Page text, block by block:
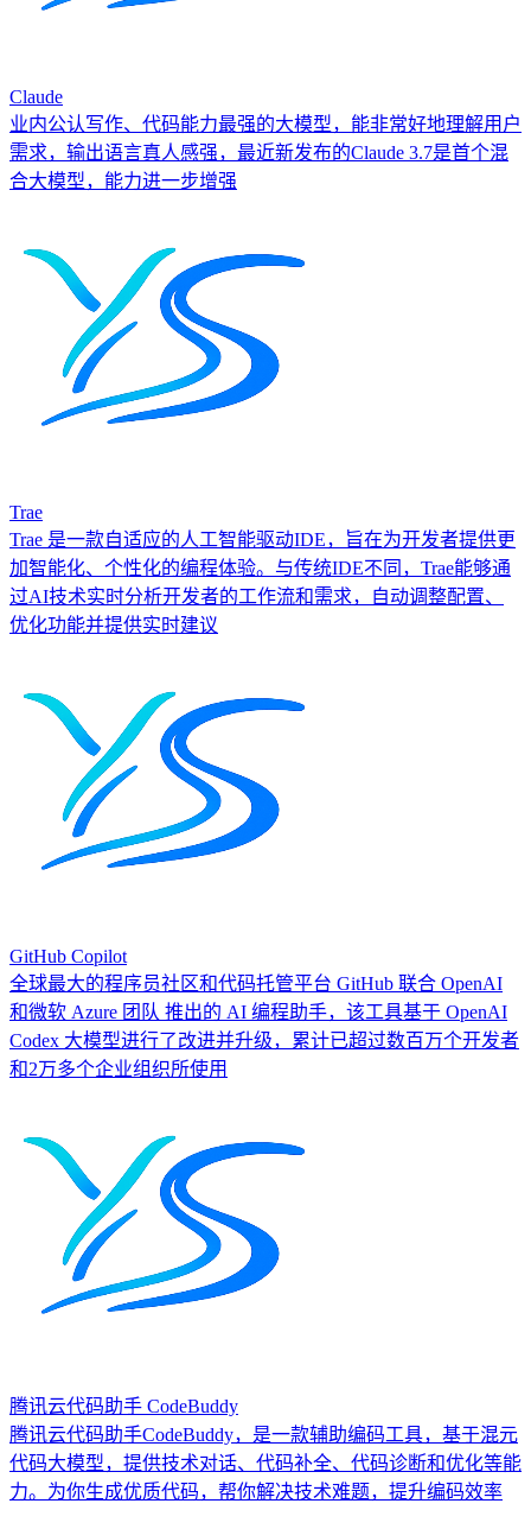
Claude
业内公认写作、代码能力最强的大模型，能非常好地理解用户
需求，输出语言真人感强，最近新发布的Claude 3.7是首个混
合大模型，能力进一步增强
Trae
Trae 是一款自适应的人工智能驱动IDE，旨在为开发者提供更
加智能化、个性化的编程体验。与传统IDE不同，Trae能够通
过AI技术实时分析开发者的工作流和需求，自动调整配置、
优化功能并提供实时建议
GitHub Copilot
全球最大的程序员社区和代码托管平台 GitHub 联合 OpenAI
和微软 Azure 团队 推出的 AI 编程助手，该工具基于 OpenAI
Codex 大模型进行了改进并升级，累计已超过数百万个开发者
和2万多个企业组织所使用
腾讯云代码助手 CodeBuddy
腾讯云代码助手CodeBuddy，是一款辅助编码工具，基于混元
代码大模型，提供技术对话、代码补全、代码诊断和优化等能
力。为你生成优质代码，帮你解决技术难题，提升编码效率